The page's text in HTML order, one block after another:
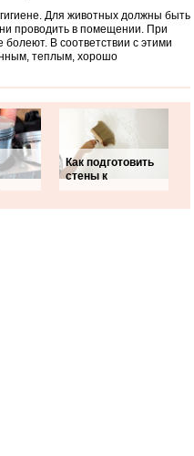
Для животных должны быть
проводить в помещении. При
В соответствии с этими
теплым, хорошо
Как подготовить
стены к